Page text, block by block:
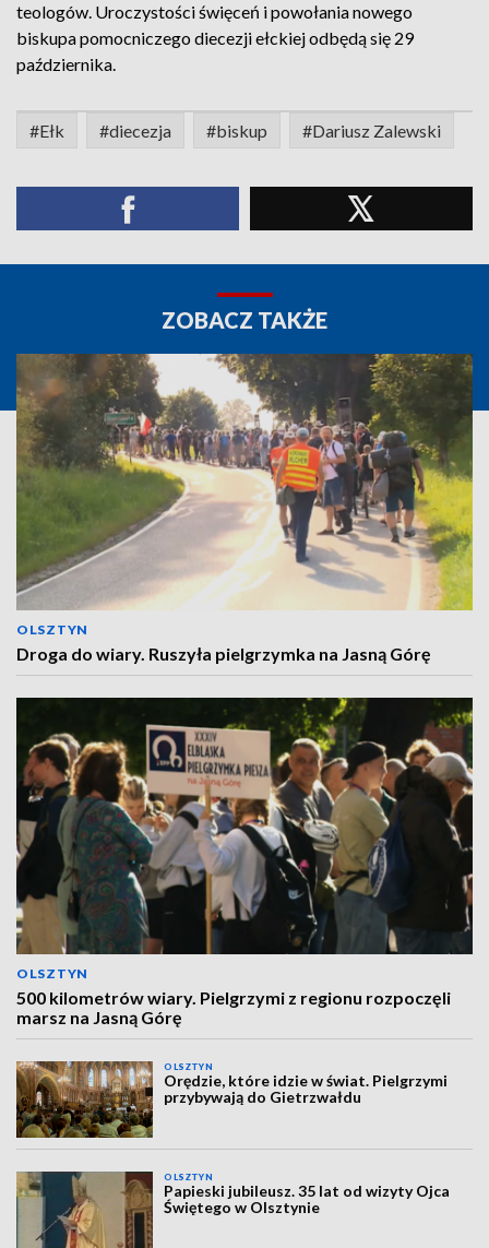
teologów. Uroczystości święceń i powołania nowego
biskupa pomocniczego diecezji ełckiej odbędą się 29
października.
#Ełk #diecezja #biskup #Dariusz Zalewski
ZOBACZ TAKŻE
OLSZTYN
Droga do wiary. Ruszyła pielgrzymka na Jasną Górę
OLSZTYN
500 kilometrów wiary. Pielgrzymi z regionu rozpoczęli
marsz na Jasną Górę
OLSZTYN
Orędzie, które idzie w świat. Pielgrzymi
przybywają do Gietrzwałdu
OLSZTYN
Papieski jubileusz. 35 lat od wizyty Ojca
Świętego w Olsztynie